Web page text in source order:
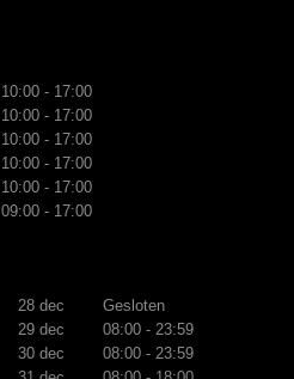
10:00 - 17:00
10:00 - 17:00
10:00 - 17:00
10:00 - 17:00
10:00 - 17:00
09:00 - 17:00
28 dec
Gesloten
29 dec
08:00 - 23:59
30 dec
08:00 - 23:59